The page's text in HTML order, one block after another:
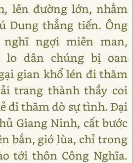
lên đường lớn, nhằm
Dung thẳng tiến. Ông
ngợi miên man,
lo dân chúng bị oan
gian khổ lén đi thăm
trang thành thầy coi
đi thăm dò sự tình. Đại
Giang Ninh, cất bước
bắn, gió lùa, chỉ trong
tới thôn Công Nghĩa.